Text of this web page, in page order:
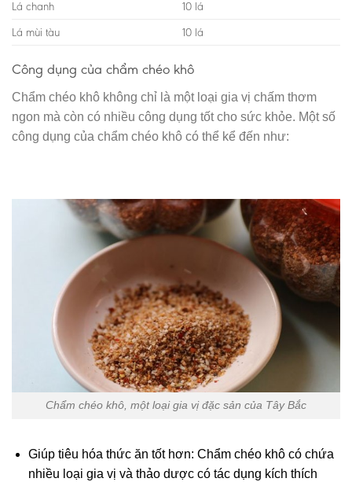
Lá chanh
10 lá
Lá mùi tàu
10 lá
Công dụng của chẩm chéo khô
Chẩm chéo khô không chỉ là một loại gia vị chấm thơm
ngon mà còn có nhiều công dụng tốt cho sức khỏe. Một số
công dụng của chẩm chéo khô có thể kể đến như:
Chẩm chéo khô, một loại gia vị đặc sản của Tây Bắc
Giúp tiêu hóa thức ăn tốt hơn: Chẩm chéo khô có chứa
nhiều loại gia vị và thảo dược có tác dụng kích thích